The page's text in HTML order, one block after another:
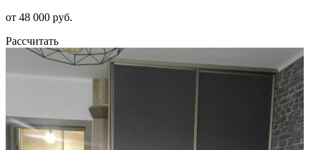
от 48 000 руб.
Рассчитать